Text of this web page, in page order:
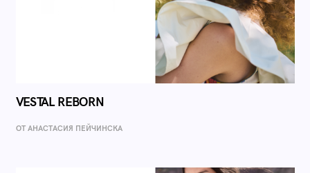
VESTAL REBORN
ОТ AНАСТАСИЯ ПЕЙЧИНСКА